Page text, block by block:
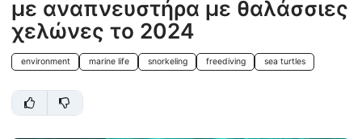
με αναπνευστήρα με θαλάσσιες
χελώνες το 2024
environment marine life snorkeling freediving sea turtles